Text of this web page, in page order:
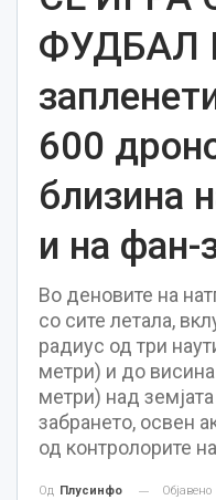
ФУДБАЛ
600
близина
и на фан-
Во деновите на
со сите летала,
радиус од три
метри) и до
метри) над
забрането, освен
од контролорите
Од Плусинфо Објавено